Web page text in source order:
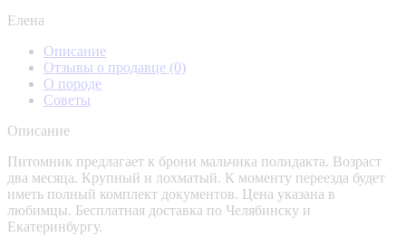
Елена
Описание
Отзывы о продавце (0)
О породе
Советы
Описание
Питомник предлагает к брони мальчика полидакта. Возраст
два месяца. Крупный и лохматый. К моменту переезда будет
иметь полный комплект документов. Цена указана в
любимцы. Бесплатная доставка по Челябинску и
Екатеринбургу.